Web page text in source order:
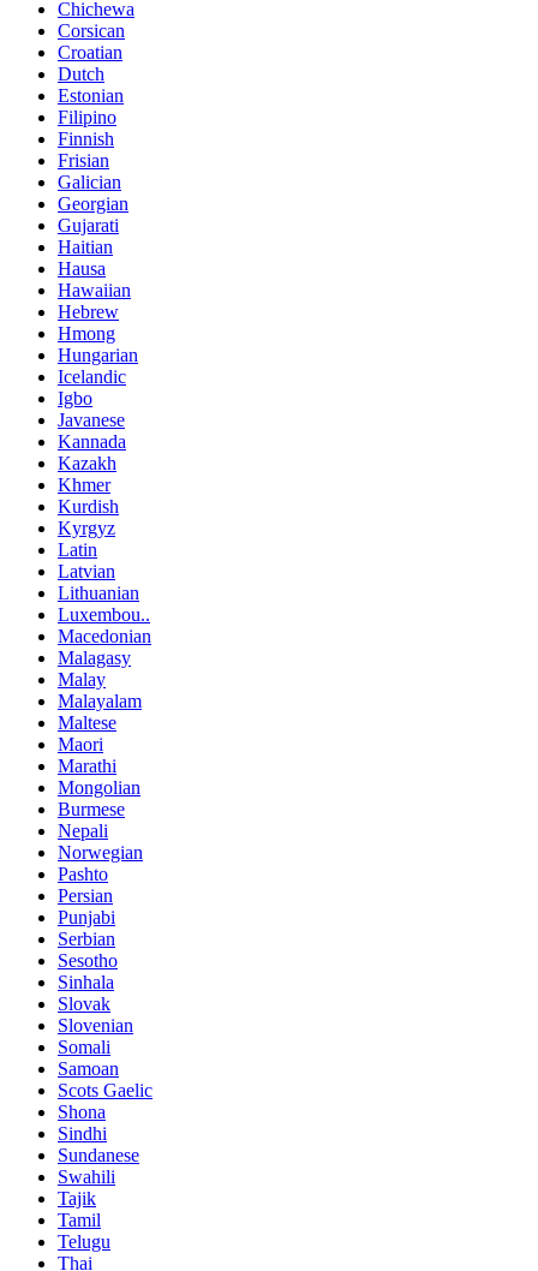
Chichewa
Corsican
Croatian
Dutch
Estonian
Filipino
Finnish
Frisian
Galician
Georgian
Gujarati
Haitian
Hausa
Hawaiian
Hebrew
Hmong
Hungarian
Icelandic
Igbo
Javanese
Kannada
Kazakh
Khmer
Kurdish
Kyrgyz
Latin
Latvian
Lithuanian
Luxembou..
Macedonian
Malagasy
Malay
Malayalam
Maltese
Maori
Marathi
Mongolian
Burmese
Nepali
Norwegian
Pashto
Persian
Punjabi
Serbian
Sesotho
Sinhala
Slovak
Slovenian
Somali
Samoan
Scots Gaelic
Shona
Sindhi
Sundanese
Swahili
Tajik
Tamil
Telugu
Thai